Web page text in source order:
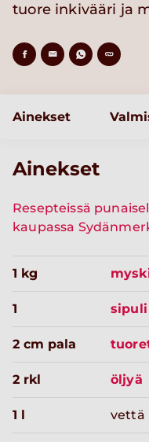
tuore inkivääri ja
Ainekset
Ainekset
Resepteissä
kaupassa
1 kg
1 sipuli
2 cm pala
2 rkl öljyä
1 l vettä